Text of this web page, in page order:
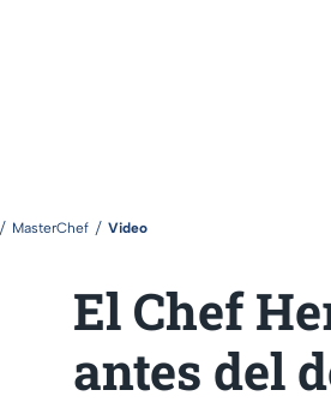
MasterChef Video
El Chef
antes del